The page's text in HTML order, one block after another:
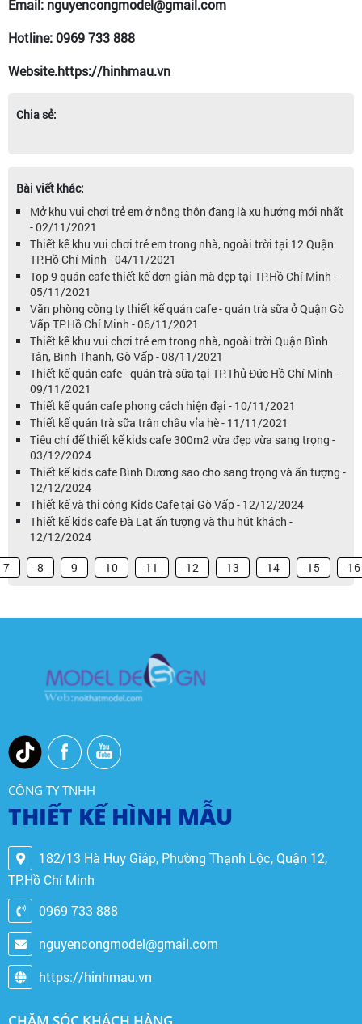
Email: nguyencongmodel@gmail.com
Hotline: 0969 733 888
Website.https://hinhmau.vn
Chia sẻ:
Bài viết khác:
Mở khu vui chơi trẻ em ở nông thôn đang là xu hướng mới nhất
- 02/11/2021
Thiết kế khu vui chơi trẻ em trong nhà, ngoài trời tại 12 Quận
TP.Hồ Chí Minh - 04/11/2021
Top 9 quán cafe thiết kế đơn giản mà đẹp tại TP.Hồ Chí Minh -
05/11/2021
Văn phòng công ty thiết kế quán cafe - quán trà sữa ở Quận Gò
Vấp TP.Hồ Chí Minh - 06/11/2021
Thiết kế khu vui chơi trẻ em trong nhà, ngoài trời Quận Bình
Tân, Bình Thạnh, Gò Vấp - 08/11/2021
Thiết kế quán cafe - quán trà sữa tại TP.Thủ Đức Hồ Chí Minh -
09/11/2021
Thiết kế quán cafe phong cách hiện đại - 10/11/2021
Thiết kế quán trà sữa trân châu vỉa hè - 11/11/2021
Tiêu chí để thiết kế kids cafe 300m2 vừa đẹp vừa sang trọng -
03/12/2024
Thiết kế kids cafe Bình Dương sao cho sang trọng và ấn tượng -
12/12/2024
Thiết kế và thi công Kids Cafe tại Gò Vấp - 12/12/2024
Thiết kế kids cafe Đà Lạt ấn tượng và thu hút khách -
12/12/2024
7 8 9 10 11 12 13 14 15 16
CÔNG TY TNHH
THIẾT KẾ HÌNH MẪU
182/13 Hà Huy Giáp, Phường Thạnh Lộc, Quận 12,
TP.Hồ Chí Minh
0969 733 888
nguyencongmodel@gmail.com
https://hinhmau.vn